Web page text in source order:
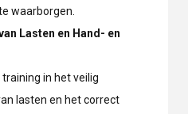
waarborgen.
Lasten en Hand- en
in het veilig
lasten en het correct